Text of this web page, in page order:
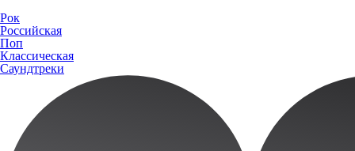
Рок
Российская
Поп
Классическая
Саундтреки